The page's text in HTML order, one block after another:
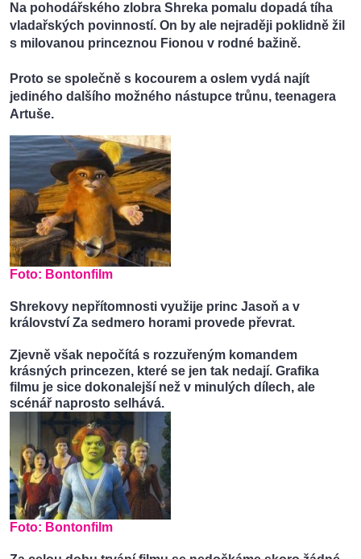
Na pohodářského zlobra Shreka pomalu dopadá tíha
vladařských povinností. On by ale nejraději poklidně žil
s milovanou princeznou Fionou v rodné bažině.
Proto se společně s kocourem a oslem vydá najít
jediného dalšího možného nástupce trůnu, teenagera
Artuše.
Foto: Bontonfilm
Shrekovy nepřítomnosti využije princ Jasoň a v
království Za sedmero horami provede převrat.
Zjevně však nepočítá s rozzuřeným komandem
krásných princezen, které se jen tak nedají. Grafika
filmu je sice dokonalejší než v minulých dílech, ale
scénář naprosto selhává.
Foto: Bontonfilm